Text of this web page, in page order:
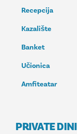
Recepcija
Kazalište
Banket
Učionica
Amfiteatar
PRIVATE